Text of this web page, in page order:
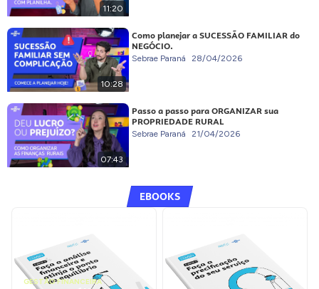
11:20
10:28
Como planejar a SUCESSÃO FAMILIAR do
NEGÓCIO.
Sebrae Paraná 28/04/2026
07:43
Passo a passo para ORGANIZAR sua
PROPRIEDADE RURAL
Sebrae Paraná 21/04/2026
EBOOKS
GESTÃO FINANCEIRA